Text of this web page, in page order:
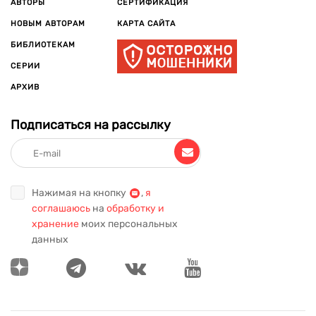
главный герой бессмертен, наблюдает события давно
«Потерянном рае», Месопотамии — во «Вратах небесных»,
Древнего Египта — в «Темном солнце», Древней Греции — в
АВТОРЫ
НОВЫМ АВТОРАМ
БИБЛИОТЕКАМ
СЕРИИ
АРХИВ
СЕРТИФИКАЦИЯ
КАРТА САЙТА
Подписаться на рассылку
Нажимая на кнопку , я
соглашаюсь на обработку и
хранение моих персональных
данных